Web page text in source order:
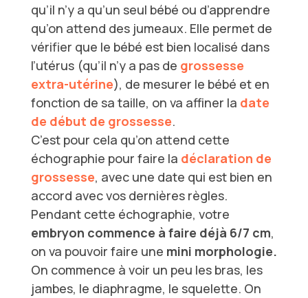
qu’il n’y a qu’un seul bébé ou d’apprendre
qu’on attend des jumeaux. Elle permet de
vérifier que le bébé est bien localisé dans
l’utérus (qu’il n’y a pas de grossesse
extra-utérine), de mesurer le bébé et en
fonction de sa taille, on va affiner la date
de début de grossesse.
C’est pour cela qu’on attend cette
échographie pour faire la déclaration de
grossesse, avec une date qui est bien en
accord avec vos dernières règles.
Pendant cette échographie, votre
embryon commence à faire déjà 6/7 cm,
on va pouvoir faire une mini morphologie.
On commence à voir un peu les bras, les
jambes, le diaphragme, le squelette. On